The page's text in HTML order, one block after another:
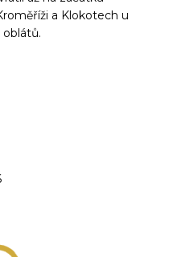
a Klokotech u
oblátů.